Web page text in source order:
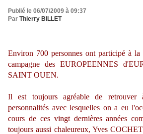
Publié le 06/07/2009 à 09:37
Par Thierry BILLET
Environ 700 personnes ont participé à
campagne des EUROPEENNES
SAINT OUEN.
Il est toujours agréable de retrouver
personnalités avec lesquelles on a eu
cours de ces vingt dernières années
toujours aussi chaleureux, Yves